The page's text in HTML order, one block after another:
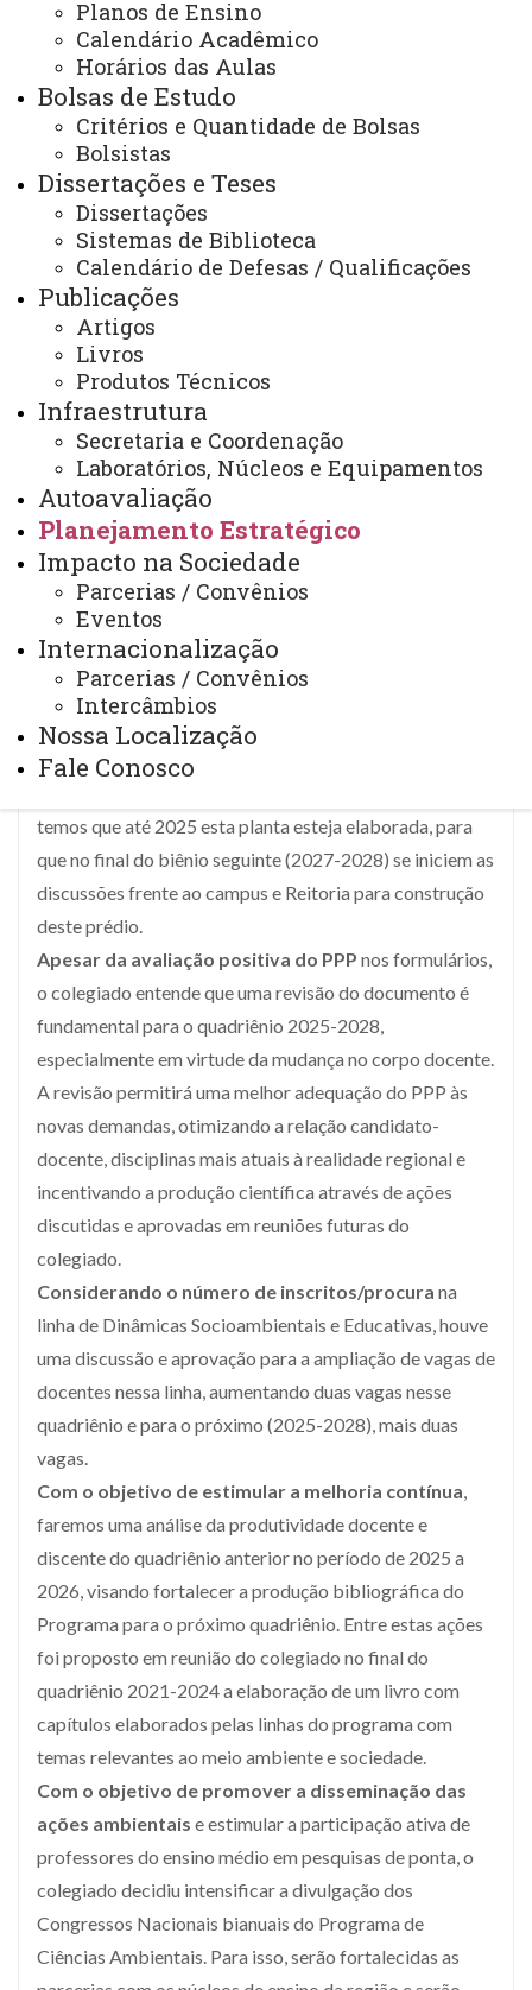
Planos de Ensino
Calendário Acadêmico
Horários das Aulas
Bolsas de Estudo
Critérios e Quantidade de Bolsas
Bolsistas
Dissertações e Teses
Dissertações
Sistemas de Biblioteca
Calendário de Defesas / Qualificações
Publicações
Artigos
Livros
Produtos Técnicos
Infraestrutura
Secretaria e Coordenação
Laboratórios, Núcleos e Equipamentos
Autoavaliação
Planejamento Estratégico
Impacto na Sociedade
Parcerias / Convênios
Eventos
Internacionalização
Parcerias / Convênios
Intercâmbios
Nossa Localização
Fale Conosco
https://www5.unioeste.br/portalunioeste/pos/ppgca/
(Página do Programa).
Com basenos resultados da análise deste diagnóstico,
do número de inscritos em cada linha de pesquisa e das
discussões do colegiado, foram definidas quatro ações
principais para o programa:
1) Melhoria da infraestrutura física.
2) Revisão do Projeto Político Pedagógico (PPP).
3) Aumento do incentivo para produção científica.
4) Maior divulgação do curso na região.
Para a estrutura física
Programa atende às expectativas dos discentes,
docentes e egressos. Mesmo assim, o Programa teve seu
espaço físico aumentado na área administrativa e de
laboratórios, sendo estes, totalmente reformados para
os professores da linha Tecnologias Aplicadas ao Meio
Ambiente. Para o quadriênio 2025-2028 tem-se como
objetivo a elaboração de uma planta de um prédio com
laboratórios para atender os programas de Ciências
Ambientais e de Química. Na prática a proposta iniciou-
se no quadriênio passado e devido a pandemia foi
interrompida. Retomando em 2023 para os devidos
trâmites administrativos e elaboração da planta por
temos que até 2025 esta planta esteja elaborada, para
que no final do biênio seguinte (2027-2028) se iniciem as
discussões frente ao campus e Reitoria para construção
deste prédio.
Apesar da avaliação positiva do PPP nos formulários,
o colegiado entende que uma revisão do documento é
fundamental para o quadriênio 2025-2028,
especialmente em virtude da mudança no corpo docente.
A revisão permitirá uma melhor adequação do PPP às
novas demandas, otimizando a relação candidato-
docente, disciplinas mais atuais à realidade regional e
incentivando a produção científica através de ações
discutidas e aprovadas em reuniões futuras do
colegiado.
Considerando o número de inscritos/procura na
linha de Dinâmicas Socioambientais e Educativas, houve
uma discussão e aprovação para a ampliação de vagas de
docentes nessa linha, aumentando duas vagas nesse
quadriênio e para o próximo (2025-2028), mais duas
vagas.
Com o objetivo de estimular a melhoria contínua,
faremos uma análise da produtividade docente e
discente do quadriênio anterior no período de 2025 a
2026, visando fortalecer a produção bibliográfica do
Programa para o próximo quadriênio. Entre estas ações
foi proposto em reunião do colegiado no final do
quadriênio 2021-2024 a elaboração de um livro com
capítulos elaborados pelas linhas do programa com
temas relevantes ao meio ambiente e sociedade.
Com o objetivo de promover a disseminação das
ações ambientais e estimular a participação ativa de
professores do ensino médio em pesquisas de ponta, o
colegiado decidiu intensificar a divulgação dos
Congressos Nacionais bianuais do Programa de
Ciências Ambientais. Para isso, serão fortalecidas as